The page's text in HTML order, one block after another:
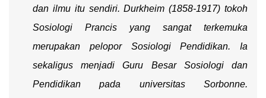
dan ilmu itu sendiri. Durkheim (1858-1917) tokoh
Sosiologi Prancis yang sangat terkemuka
merupakan pelopor Sosiologi Pendidikan. Ia
sekaligus menjadi Guru Besar Sosiologi dan
Pendidikan pada universitas Sorbonne.